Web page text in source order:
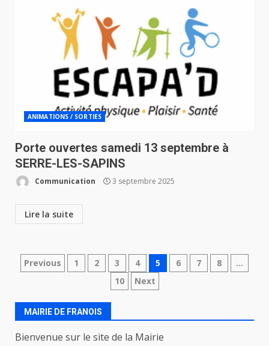
ANIMATIONS / SORTIES
Porte ouvertes samedi 13 septembre à
SERRE-LES-SAPINS
Communication 3 septembre 2025
Lire la suite
Navigation
articles
Previous 1 2 3 4 5 6 7 8
…
10
Next
MAIRIE DE FRANOIS
Bienvenue sur le site de la Mairie